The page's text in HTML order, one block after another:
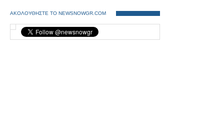
ΑΚΟΛΟΥΘΗΣΤΕ ΤΟ NEWSNOWGR.COM